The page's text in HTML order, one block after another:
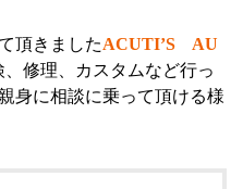
頂きましたACUTI’S AU
修理、カスタムなど行っ
身に相談に乗って頂ける様